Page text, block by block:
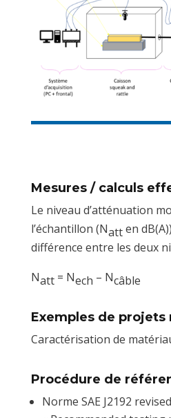
Mesures / calculs
Le niveau d’atténuation
l’échantillon (Natten
différence entre les deux
Natt= Nech – Ncâble
Exemples de projets
Caractérisation de
Procédure de
Norme SAE J2192